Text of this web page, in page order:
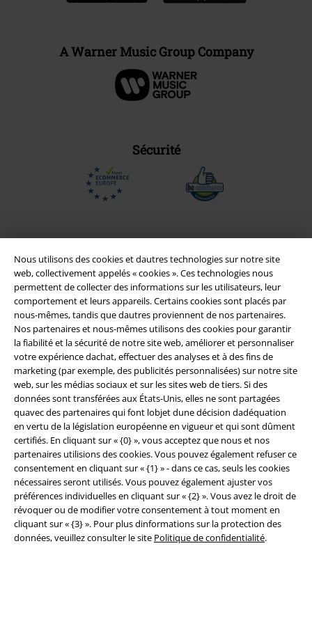
Nous utilisons des cookies et dautres technologies sur notre site
web, collectivement appelés « cookies ». Ces technologies nous
permettent de collecter des informations sur les utilisateurs, leur
comportement et leurs appareils. Certains cookies sont placés par
nous-mêmes, tandis que dautres proviennent de nos partenaires.
Nos partenaires et nous-mêmes utilisons des cookies pour garantir
la fiabilité et la sécurité de notre site web, améliorer et personnaliser
votre expérience dachat, effectuer des analyses et à des fins de
marketing (par exemple, des publicités personnalisées) sur notre site
web, sur les médias sociaux et sur les sites web de tiers. Si des
données sont transférées aux États-Unis, elles ne sont partagées
quavec des partenaires qui font lobjet dune décision dadéquation
en vertu de la législation européenne en vigueur et qui sont dûment
certifiés. En cliquant sur « {0} », vous acceptez que nous et nos
partenaires utilisions des cookies. Vous pouvez également refuser ce
consentement en cliquant sur « {1} » - dans ce cas, seuls les cookies
nécessaires seront utilisés. Vous pouvez également ajuster vos
préférences individuelles en cliquant sur « {2} ». Vous avez le droit de
révoquer ou de modifier votre consentement à tout moment en
cliquant sur « {3} ». Pour plus dinformations sur la protection des
données, veuillez consulter le site Politique de confidentialité.
A Warner Music Group Company
Sécurité
Légal
Conditions générales
Éditeur
Clauses de confidentialité
Élimination des déchets et protection de l'environnement
Déclaration de Conformité
Informations sur l'accessibilité